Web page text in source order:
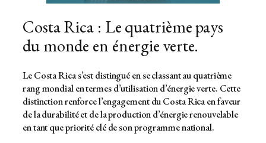
Costa Rica : Le quatrième pays
du monde en énergie verte.
Le Costa Rica s’est distingué en se classant au quatrième
rang mondial en termes d’utilisation d’énergie verte. Cette
distinction renforce l’engagement du Costa Rica en faveur
de la durabilité et de la production d’énergie renouvelable
en tant que priorité clé de son programme national.